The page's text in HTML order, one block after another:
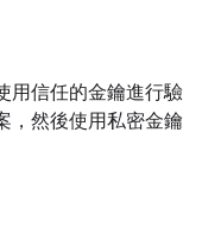
用信任的金鑰進行驗
，然後使用私密金鑰